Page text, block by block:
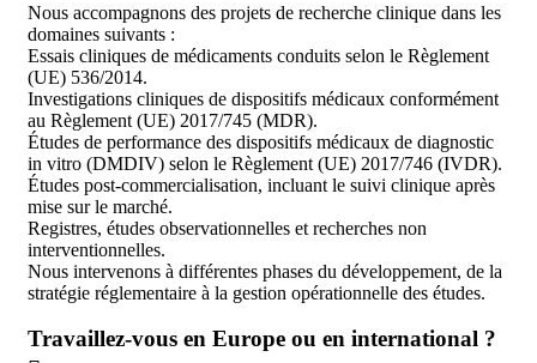
Nous accompagnons des projets de recherche clinique dans les
domaines suivants :
Essais cliniques de médicaments conduits selon le Règlement
(UE) 536/2014.
Investigations cliniques de dispositifs médicaux conformément
au Règlement (UE) 2017/745 (MDR).
Études de performance des dispositifs médicaux de diagnostic
in vitro (DMDIV) selon le Règlement (UE) 2017/746 (IVDR).
Études post-commercialisation, incluant le suivi clinique après
mise sur le marché.
Registres, études observationnelles et recherches non
interventionnelles.
Nous intervenons à différentes phases du développement, de la
stratégie réglementaire à la gestion opérationnelle des études.
Travaillez-vous en Europe ou en international ?